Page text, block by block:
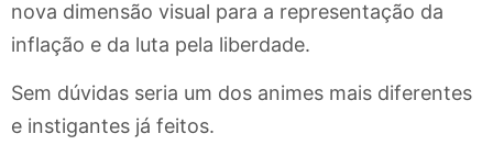
nova dimensão visual para a representação da
inflação e da luta pela liberdade.
Sem dúvidas seria um dos animes mais diferentes
e instigantes já feitos.